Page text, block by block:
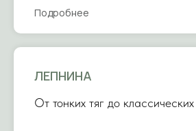
Подробнее
ЛЕПНИНА
От тонких тяг до